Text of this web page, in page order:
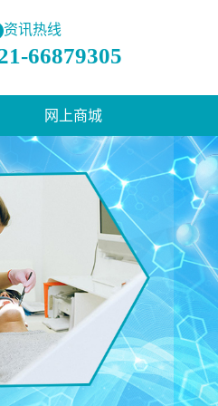
资讯热线
66879305
网上商城